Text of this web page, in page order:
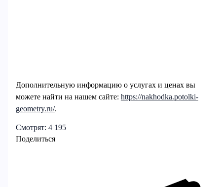
Дополнительную информацию о услугах и ценах вы
можете найти на нашем сайте: https://nakhodka.potolki-
geometry.ru/.
Смотрят: 4 195
Поделиться